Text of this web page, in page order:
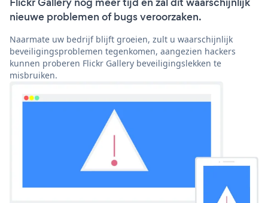
nieuwe problemen of bugs veroorzaken.
Naarmate uw bedrijf blijft groeien, zult u waarschijnlijk
beveiligingsproblemen tegenkomen, aangezien hackers
kunnen proberen Flickr Gallery beveiligingslekken te
misbruiken.